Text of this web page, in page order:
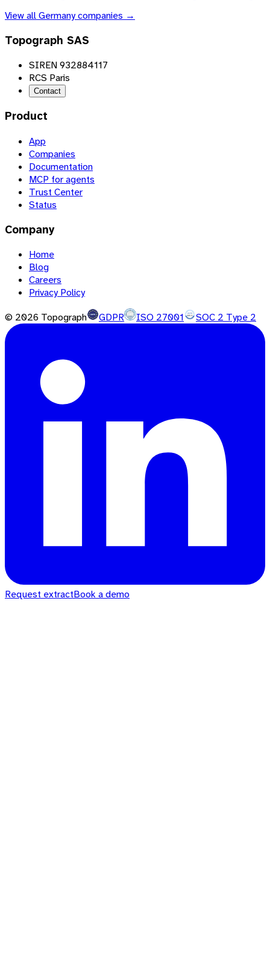
View allGermanycompanies →
Topograph SAS
SIREN 932884117
RCS Paris
Contact
Product
App
Companies
Documentation
MCP for agents
Trust Center
Status
Company
Home
Blog
Careers
Privacy Policy
© 2026 Topograph GDPR ISO 27001 SOC 2 Type 2
Request extractBook a demo